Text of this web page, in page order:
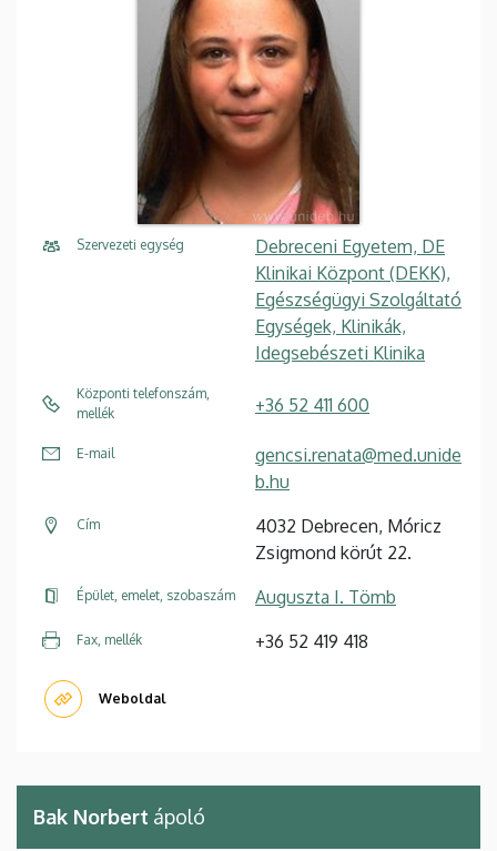
Szervezeti egység
Debreceni Egyetem, DE
Klinikai Központ (DEKK),
Egészségügyi Szolgáltató
Egységek, Klinikák,
Idegsebészeti Klinika
Központi telefonszám,
mellék
+36 52 411 600
E-mail
gencsi.renata@med.unide
b.hu
Cím
4032 Debrecen, Móricz
Zsigmond körút 22.
Épület, emelet, szobaszám Auguszta I. Tömb
Fax, mellék +36 52 419 418
Weboldal
Bak Norbert ápoló